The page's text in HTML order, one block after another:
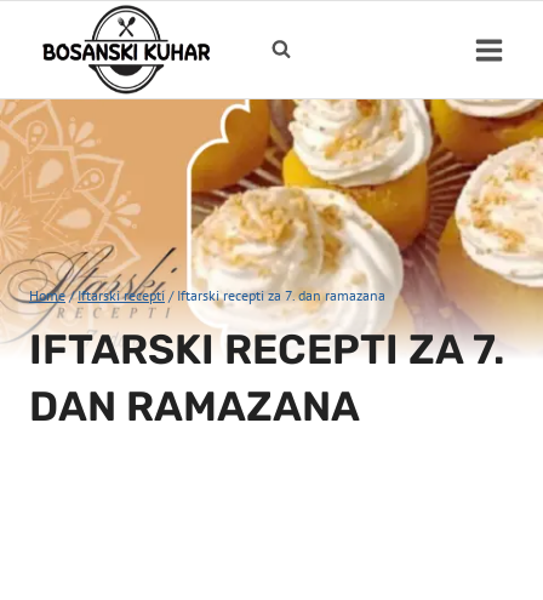
Home / Iftarski recepti / Iftarski recepti za 7. dan ramazana
IFTARSKI RECEPTI ZA 7.
DAN RAMAZANA